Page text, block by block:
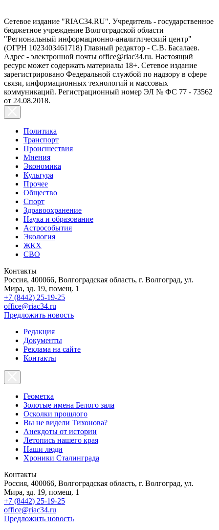
Сетевое издание "RIAC34.RU". Учредитель - государственное
бюджетное учреждение Волгоградской области
"Региональный информационно-аналитический центр"
(ОГРН 1023403461718) Главный редактор - С.В. Басалаев.
Адрес - электронной почты office@riac34.ru. Настоящий
ресурс может содержать материалы 18+. Сетевое издание
зарегистрировано Федеральной службой по надзору в сфере
связи, информационных технологий и массовых
коммуникаций. Регистрационный номер ЭЛ № ФС 77 - 73562
от 24.08.2018.
Политика
Транспорт
Происшествия
Мнения
Экономика
Культура
Прочее
Общество
Спорт
Здравоохранение
Наука и образование
Астрособытия
Экология
ЖКХ
СВО
Контакты
Россия, 400066, Волгоградская область, г. Волгоград, ул.
Мира, зд. 19, помещ. 1
+7 (8442) 25-19-25
office@riac34.ru
Предложить новость
Редакция
Документы
Реклама на сайте
Контакты
Геометка
Золотые имена Белого зала
Осколки прошлого
Вы не видели Тихонова?
Анекдоты от истории
Летопись нашего края
Наши люди
Хроники Сталинграда
Контакты
Россия, 400066, Волгоградская область, г. Волгоград, ул.
Мира, зд. 19, помещ. 1
+7 (8442) 25-19-25
office@riac34.ru
Предложить новость